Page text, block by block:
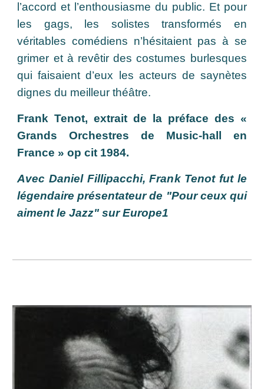
l’accord et l’enthousiasme du public. Et pour
les gags, les solistes transformés en
véritables comédiens n’hésitaient pas à se
grimer et à revêtir des costumes burlesques
qui faisaient d’eux les acteurs de saynètes
dignes du meilleur théâtre.
Frank Tenot, extrait de la préface des «
Grands Orchestres de Music-hall en
France » op cit 1984.
Avec Daniel Fillipacchi, Frank Tenot fut le
légendaire présentateur de "Pour ceux qui
aiment le Jazz" sur Europe1